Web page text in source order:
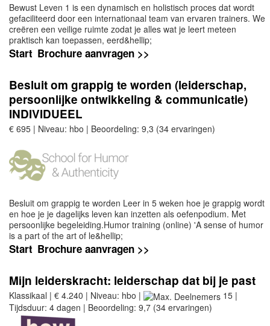
Bewust Leven 1 is een dynamisch en holistisch proces dat wordt
gefaciliteerd door een internationaal team van ervaren trainers. We
creëren een veilige ruimte zodat je alles wat je leert meteen
praktisch kan toepassen, eerd&hellip;
Start Brochure aanvragen >>
Besluit om grappig te worden (leiderschap,
persoonlijke ontwikkeling & communicatie)
INDIVIDUEEL
€ 695 | Niveau: hbo | Beoordeling: 9,3 (34 ervaringen)
Besluit om grappig te worden Leer in 5 weken hoe je grappig wordt
en hoe je je dagelijks leven kan inzetten als oefenpodium. Met
persoonlijke begeleiding.Humor training (online) 'A sense of humor
is a part of the art of le&hellip;
Start Brochure aanvragen >>
Mijn leiderskracht: leiderschap dat bij je past
Klassikaal | € 4.240 | Niveau: hbo |
15 |
Tijdsduur: 4 dagen | Beoordeling: 9,7 (34 ervaringen)